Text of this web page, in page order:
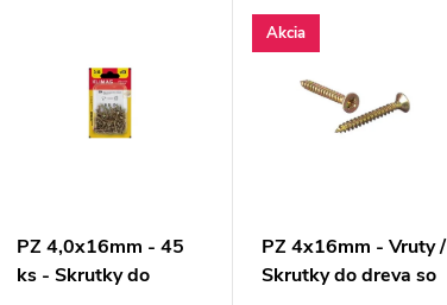
PZ 4,0x16mm - 45
ks - Skrutky do
Akcia
PZ 4x16mm - Vruty /
Skrutky do dreva so